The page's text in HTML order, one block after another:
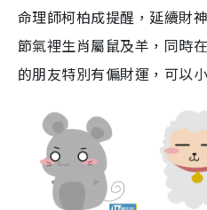
命理師柯柏成提醒，延續財
節氣裡生肖屬鼠及羊，同時
的朋友特別有偏財運，可以